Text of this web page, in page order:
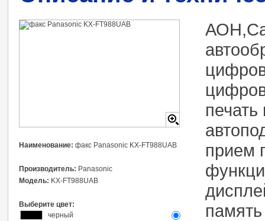
Наименование: факс Panasonic KX-FT988UAB
Производитель: Panasonic
Модель: KX-FT988UAB
Выберите цвет:
черный
прием